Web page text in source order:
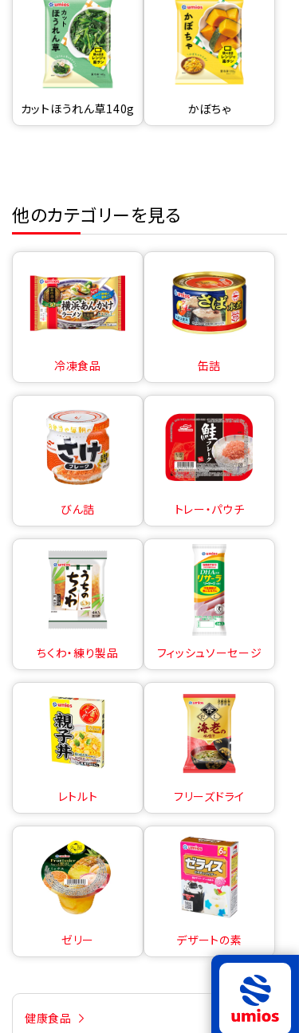
カットほうれん草140g かぼちゃ
他のカテゴリーを見る
冷凍食品 缶詰
びん詰 トレー・パウチ
ちくわ・練り製品 フィッシュソーセージ
レトルト フリーズドライ
ゼリー デザートの素
健康食品